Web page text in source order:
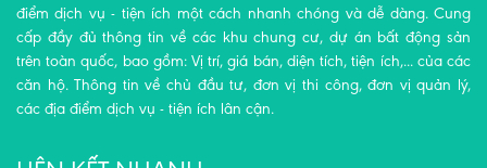
điểm dịch vụ - tiện ích một cách nhanh chóng và dễ dàng. Cung
cấp đầy đủ thông tin về các khu chung cư, dự án bất động sản
trên toàn quốc, bao gồm: Vị trí, giá bán, diện tích, tiện ích,... của các
căn hộ. Thông tin về chủ đầu tư, đơn vị thi công, đơn vị quản lý,
các địa điểm dịch vụ - tiện ích lân cận.